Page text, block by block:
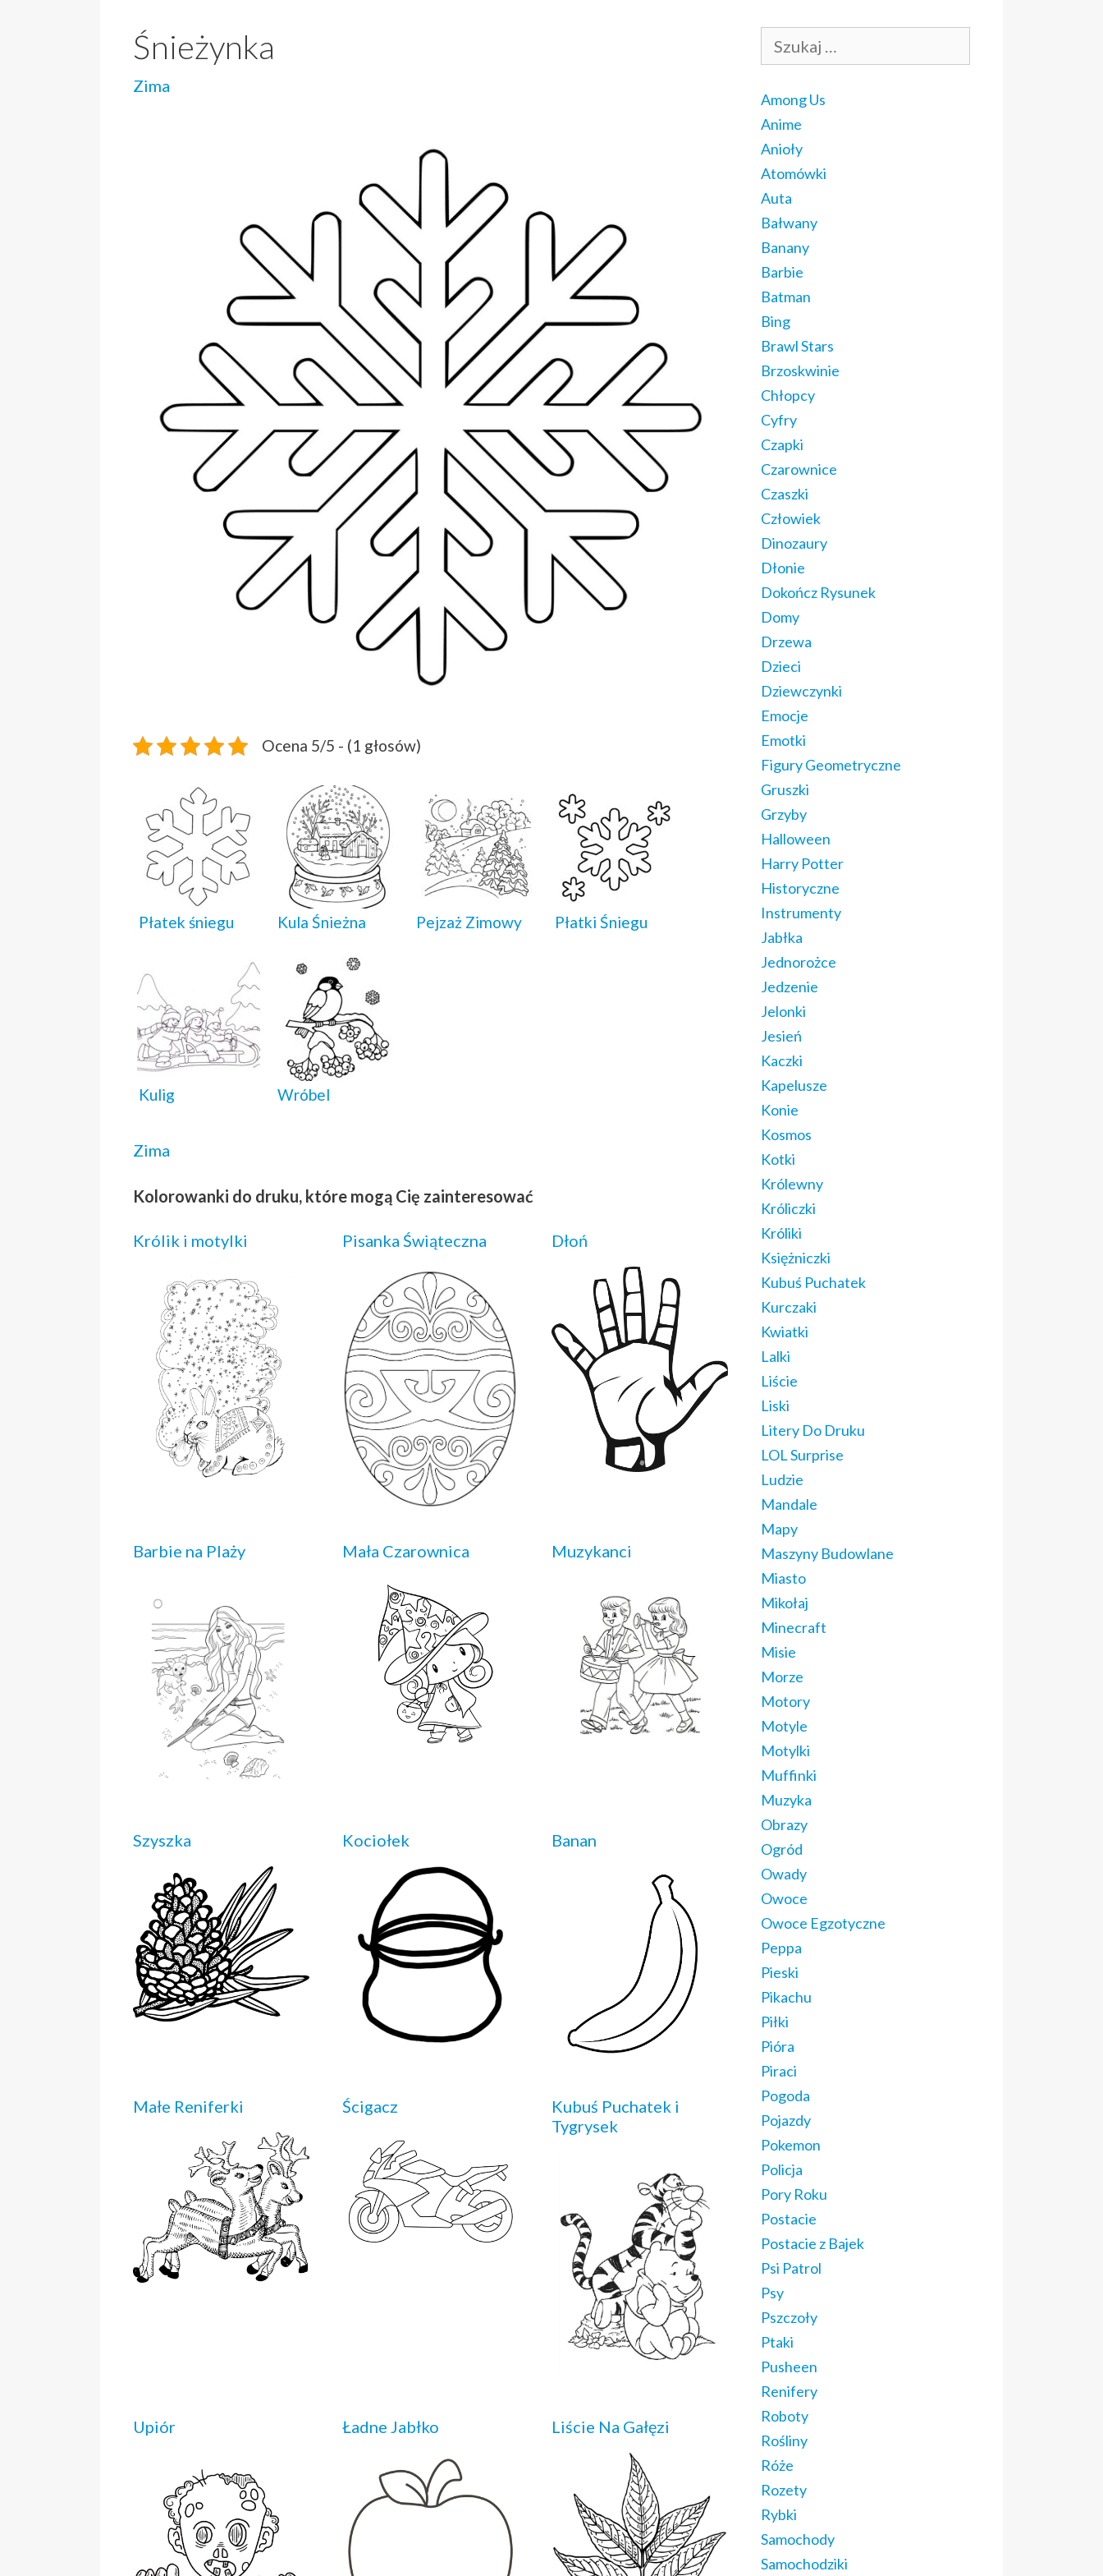
Śnieżynka
Zima
Ocena 5/5 - (1 głosów)
Płatek śniegu Kula Śnieżna Pejzaż Zimowy Płatki Śniegu
Kulig Wróbel
Zima
Kolorowanki do druku, które mogą Cię zainteresować
Królik i motylki Pisanka Świąteczna Dłoń
Barbie na Plaży Mała Czarownica Muzykanci
Szyszka Kociołek Banan
Małe Reniferki Ścigacz
Kubuś Puchatek i
Tygrysek
Upiór Ładne Jabłko Liście Na Gałęzi
Among Us
Anime
Anioły
Atomówki
Auta
Bałwany
Banany
Barbie
Batman
Bing
Brawl Stars
Brzoskwinie
Chłopcy
Cyfry
Czapki
Czarownice
Czaszki
Człowiek
Dinozaury
Dłonie
Dokończ Rysunek
Domy
Drzewa
Dzieci
Dziewczynki
Emocje
Emotki
Figury Geometryczne
Gruszki
Grzyby
Halloween
Harry Potter
Historyczne
Instrumenty
Jabłka
Jednorożce
Jedzenie
Jelonki
Jesień
Kaczki
Kapelusze
Konie
Kosmos
Kotki
Królewny
Króliczki
Króliki
Księżniczki
Kubuś Puchatek
Kurczaki
Kwiatki
Lalki
Liście
Liski
Litery Do Druku
LOL Surprise
Ludzie
Mandale
Mapy
Maszyny Budowlane
Miasto
Mikołaj
Minecraft
Misie
Morze
Motory
Motyle
Motylki
Muffinki
Muzyka
Obrazy
Ogród
Owady
Owoce
Owoce Egzotyczne
Peppa
Pieski
Pikachu
Piłki
Pióra
Piraci
Pogoda
Pojazdy
Pokemon
Policja
Pory Roku
Postacie
Postacie z Bajek
Psi Patrol
Psy
Pszczoły
Ptaki
Pusheen
Renifery
Roboty
Rośliny
Róże
Rozety
Rybki
Samochody
Samochodziki